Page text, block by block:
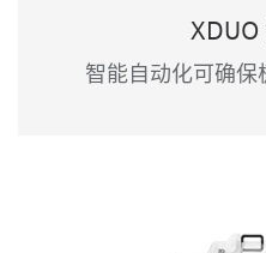
智能自动化可确保